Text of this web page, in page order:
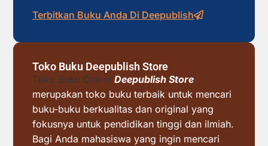
Terbitkan Buku Anda Di Deepublish
Toko Buku Deepublish Store
Toko Buku Online Deepublish Store
merupakan toko buku terbaik untuk mencari
buku-buku berkualitas dan original yang
fokusnya untuk pendidikan tinggi dan ilmiah.
Bagi Anda mahasiswa yang ingin mencari